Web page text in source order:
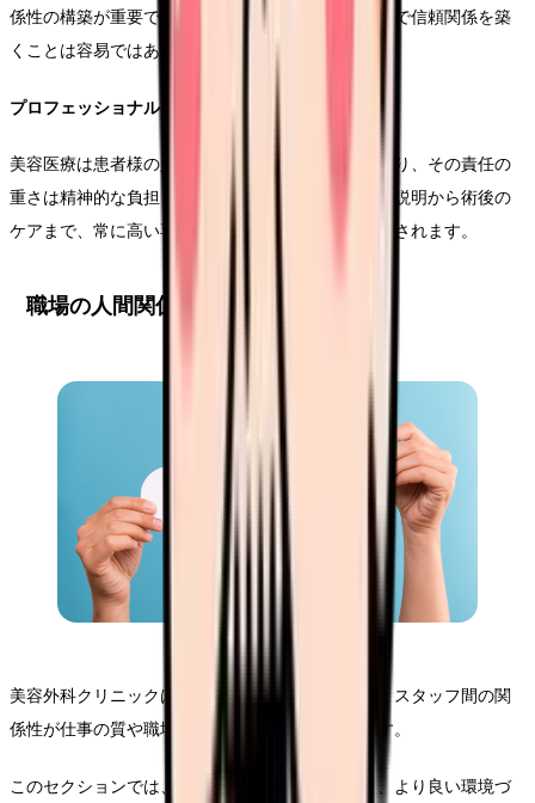
係性の構築が重要です。しかし、短い診療時間の中で信頼関係を築
くことは容易ではありません。
プロフェッショナルとしての責任
美容医療は患者様の人生に大きく関わる可能性があり、その責任の
重さは精神的な負担となることがあります。施術の説明から術後の
ケアまで、常に高い専門性と細やかな配慮が必要とされます。
職場の人間関係と環境
美容外科クリニックは比較的小規模な職場が多く、スタッフ間の関
係性が仕事の質や職場環境に大きな影響を与えます。
このセクションでは、職場での人間関係の特徴と、より良い環境づ